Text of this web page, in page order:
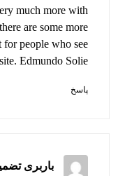
much more with
are some more
for people who see
Edmundo Solie
پاسخ
باربری